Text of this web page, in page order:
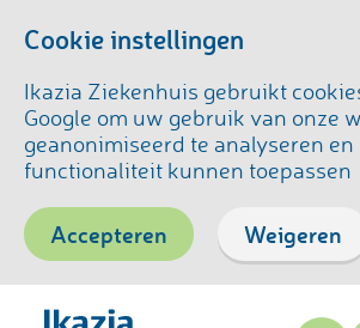
Cookie instellingen
Ikazia Ziekenhuis gebruikt
Google om uw gebruik van onze
geanonimiseerd te analyseren en
functionaliteit kunnen toepassen
Accepteren Weigeren